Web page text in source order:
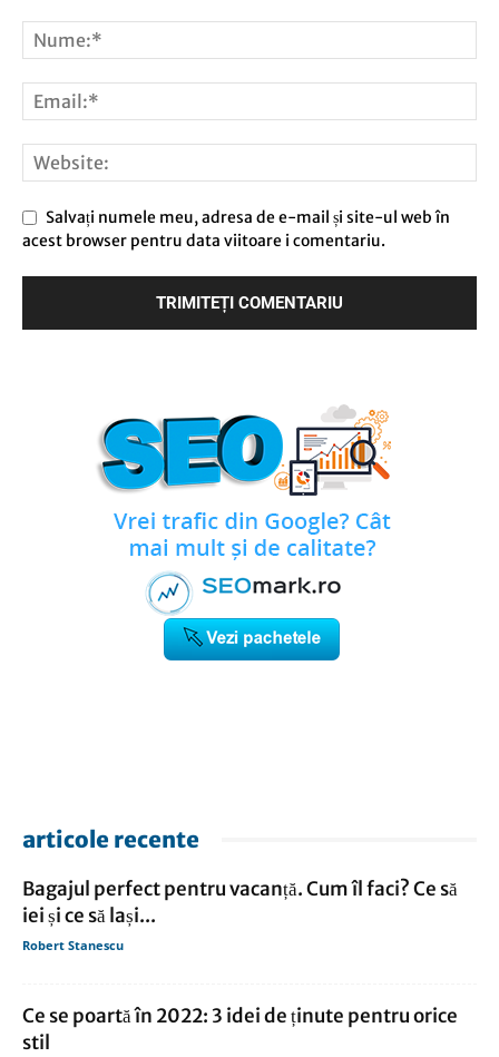
Salvați numele meu, adresa de e-mail și site-ul web în
acest browser pentru data viitoare i comentariu.
articole recente
Bagajul perfect pentru vacanță. Cum îl faci? Ce să
iei și ce să lași...
Robert Stanescu
Ce se poartă în 2022: 3 idei de ținute pentru orice
stil